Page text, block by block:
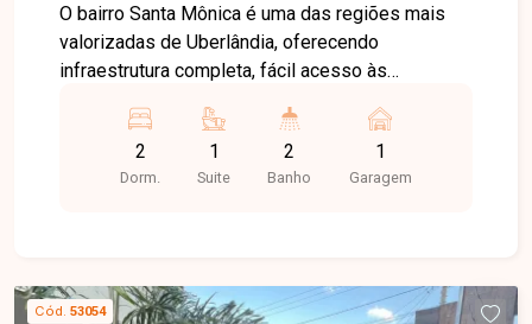
O bairro Santa Mônica é uma das regiões mais
valorizadas de Uberlândia, oferecendo
infraestrutura completa, fácil acesso às
supermercados, universidades, escolas,
farmácias, restaurantes, academias e diversos
serviços. Uma excelente opção para quem busca
sendo 1 suíte, banheiro social, área de serviço e
2
Dorm.
1
Suite
2
Banho
1
Garagem
Cód. 53054